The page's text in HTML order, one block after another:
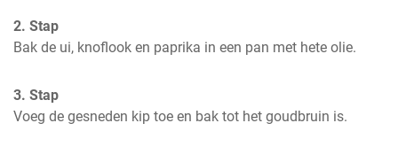
2. Stap
Bak de ui, knoflook en paprika in een pan met hete olie.
3. Stap
Voeg de gesneden kip toe en bak tot het goudbruin is.